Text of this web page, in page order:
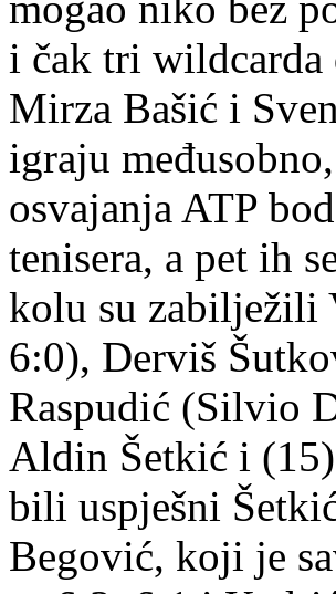
i čak tri
Mirza Bašić i
igraju
osvajanja ATP
tenisera, a pet ih
kolu su zabilježili
6:0), Derviš
Raspudić (Silvio
Aldin Šetkić i
bili uspješni
Begović, koji je